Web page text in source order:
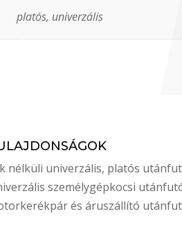
platós, univerzális
nélküli univerzális, platós
személygépkocsi
és áruszállító